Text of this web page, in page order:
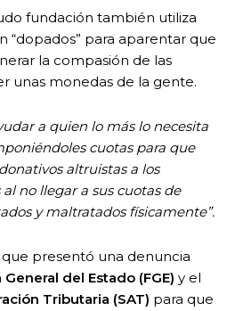
fundación también utiliza
“dopados” para aparentar que
la compasión de las
unas monedas de la gente.
a quien lo más lo necesita
cuotas para que
altruistas a los
no llegar a sus cuotas de
y maltratados físicamente”.
presentó una denuncia
General del Estado (FGE) y el
Tributaria (SAT) para que